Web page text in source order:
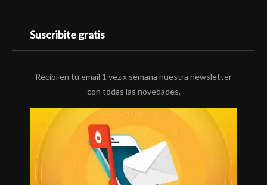
Suscribite gratis
Recibí en tu email 1 vez x semana nuestra newsletter
con todas las novedades.